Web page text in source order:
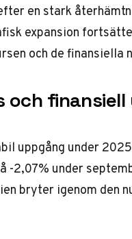
en stark
expansion
och de finansiella
och
uppgång under
-2,07% under
bryter igenom den